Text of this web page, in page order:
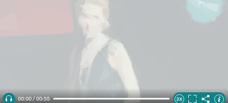
00:00 / 00:55